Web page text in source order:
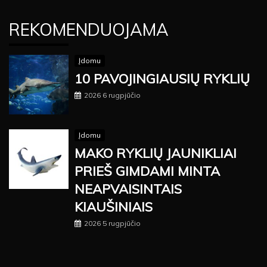
REKOMENDUOJAMA
Įdomu
10 PAVOJINGIAUSIŲ RYKLIŲ
2026 6 rugpjūčio
Įdomu
MAKO RYKLIŲ JAUNIKLIAI
PRIEŠ GIMDAMI MINTA
NEAPVAISINTAIS
KIAUŠINIAIS
2026 5 rugpjūčio